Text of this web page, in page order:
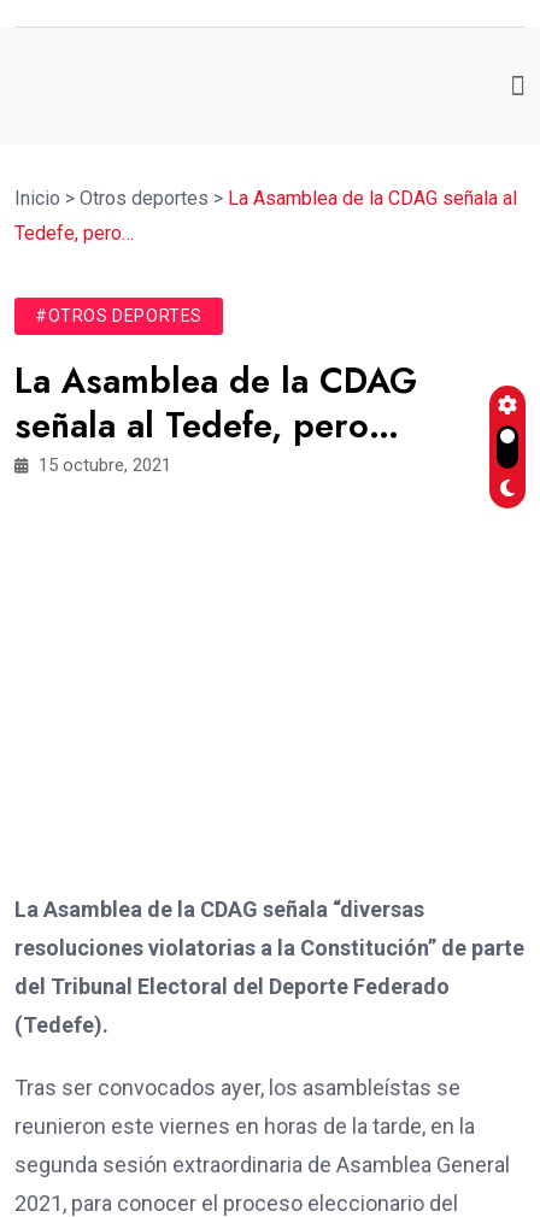
Inicio > Otros deportes > La Asamblea de la CDAG señala al
Tedefe, pero…
#OTROS DEPORTES
La Asamblea de la CDAG
señala al Tedefe, pero…
15 octubre, 2021
La Asamblea de la CDAG señala “diversas
resoluciones violatorias a la Constitución” de parte
del Tribunal Electoral del Deporte Federado
(Tedefe).
Tras ser convocados ayer, los asambleístas se
reunieron este viernes en horas de la tarde, en la
segunda sesión extraordinaria de Asamblea General
2021, para conocer el proceso eleccionario del